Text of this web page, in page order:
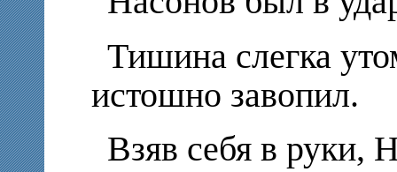
Тишина слегка
истошно завопил.
Взяв себя в руки,